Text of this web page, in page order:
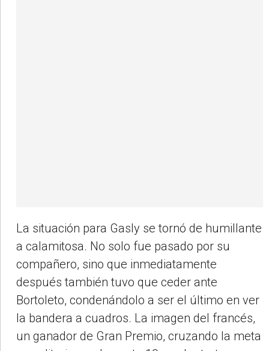
La situación para Gasly se tornó de humillante
a calamitosa. No solo fue pasado por su
compañero, sino que inmediatamente
después también tuvo que ceder ante
Bortoleto, condenándolo a ser el último en ver
la bandera a cuadros. La imagen del francés,
un ganador de Gran Premio, cruzando la meta